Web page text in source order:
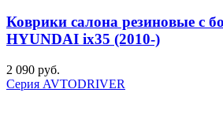
Коврики салона резиновые с
HYUNDAI ix35 (2010-)
2 090 руб.
Серия AVTODRIVER